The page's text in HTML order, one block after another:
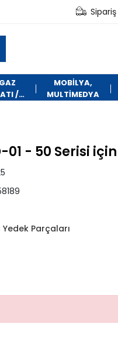
/
MOBİLYA,
MULTİMEDYA
- 50 Serisi
Yedek Parçaları